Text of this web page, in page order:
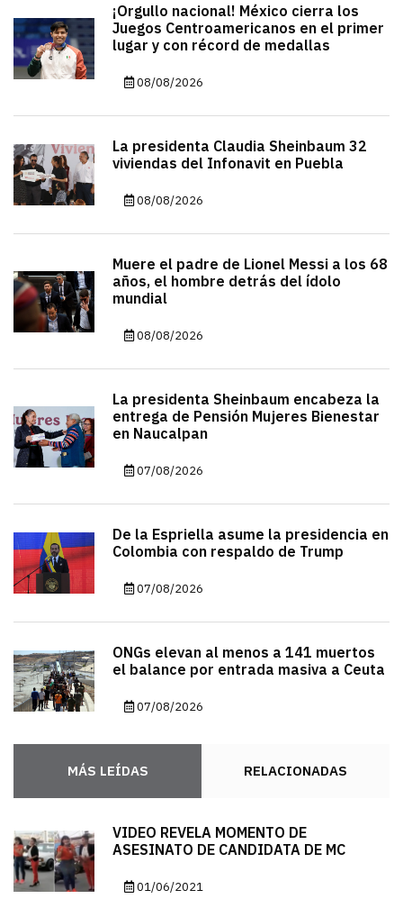
¡Orgullo nacional! México cierra los
Juegos Centroamericanos en el primer
lugar y con récord de medallas
08/08/2026
La presidenta Claudia Sheinbaum 32
viviendas del Infonavit en Puebla
08/08/2026
Muere el padre de Lionel Messi a los 68
años, el hombre detrás del ídolo
mundial
08/08/2026
La presidenta Sheinbaum encabeza la
entrega de Pensión Mujeres Bienestar
en Naucalpan
07/08/2026
De la Espriella asume la presidencia en
Colombia con respaldo de Trump
07/08/2026
ONGs elevan al menos a 141 muertos
el balance por entrada masiva a Ceuta
07/08/2026
MÁS LEÍDAS RELACIONADAS
VIDEO REVELA MOMENTO DE
ASESINATO DE CANDIDATA DE MC
01/06/2021